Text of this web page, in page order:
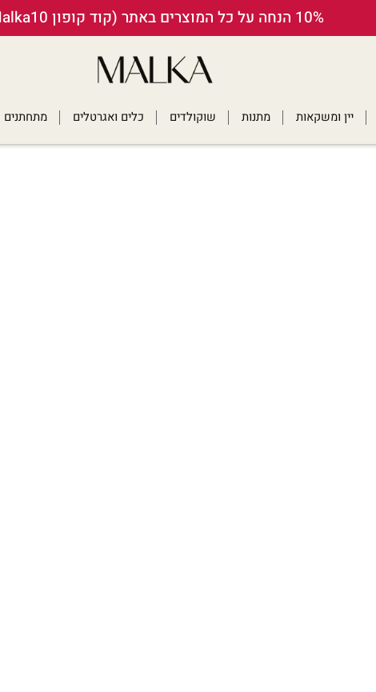
10% הנחה על כל המוצרים באתר (קוד קופון Malka10)
יין ומשקאות מתנות שוקולדים כלים ואגרטלים מתחתנים